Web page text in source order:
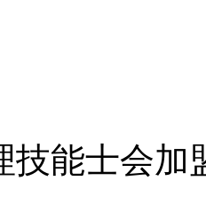
技能士会加